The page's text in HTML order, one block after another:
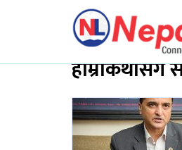
हाम्रोकथासँग